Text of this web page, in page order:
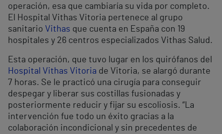
operación, esa que cambiaría su vida por completo.
El Hospital Vithas Vitoria pertenece al grupo
sanitario Vithas que cuenta en España con 19
hospitales y 26 centros especializados Vithas Salud.
Esta operación, que tuvo lugar en los quirófanos del
Hospital Vithas Vitoria de Vitoria, se alargó durante
7 horas. Se le practicó una cirugía para conseguir
despegar y liberar sus costillas fusionadas y
posteriormente reducir y fijar su escoliosis. “La
intervención fue todo un éxito gracias a la
colaboración incondicional y sin precedentes de